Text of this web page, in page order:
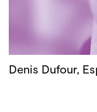
Denis Dufour,